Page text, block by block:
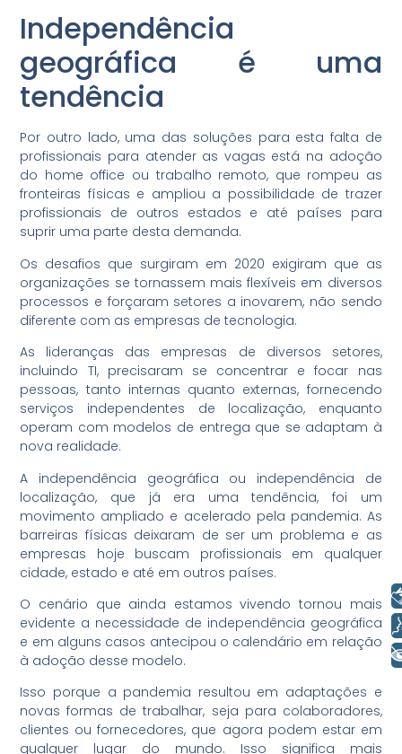
Independência
geográfica é uma
tendência
Por outro lado, uma das soluções para esta falta de
profissionais para atender as vagas está na adoção
do home office ou trabalho remoto, que rompeu as
fronteiras físicas e ampliou a possibilidade de trazer
profissionais de outros estados e até países para
suprir uma parte desta demanda.
Os desafios que surgiram em 2020 exigiram que as
organizações se tornassem mais flexíveis em diversos
processos e forçaram setores a inovarem, não sendo
diferente com as empresas de tecnologia.
As lideranças das empresas de diversos setores,
incluindo TI, precisaram se concentrar e focar nas
pessoas, tanto internas quanto externas, fornecendo
serviços independentes de localização, enquanto
operam com modelos de entrega que se adaptam à
nova realidade.
A independência geográfica ou independência de
localização, que já era uma tendência, foi um
movimento ampliado e acelerado pela pandemia. As
barreiras físicas deixaram de ser um problema e as
empresas hoje buscam profissionais em qualquer
cidade, estado e até em outros países.
O cenário que ainda estamos vivendo tornou mais
evidente a necessidade de independência geográfica
e em alguns casos antecipou o calendário em relação
à adoção desse modelo.
Isso porque a pandemia resultou em adaptações e
novas formas de trabalhar, seja para colaboradores,
clientes ou fornecedores, que agora podem estar em
qualquer lugar do mundo. Isso significa mais
Voz
+ Acessibilidade